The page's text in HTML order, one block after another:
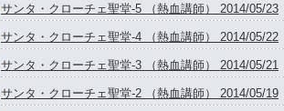
サンタ・クローチェ聖堂-5 （熱血講師） 2014/05/23
サンタ・クローチェ聖堂-4 （熱血講師） 2014/05/22
サンタ・クローチェ聖堂-3 （熱血講師） 2014/05/21
サンタ・クローチェ聖堂-2 （熱血講師） 2014/05/19